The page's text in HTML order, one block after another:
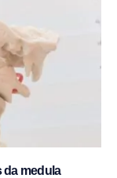
da medula